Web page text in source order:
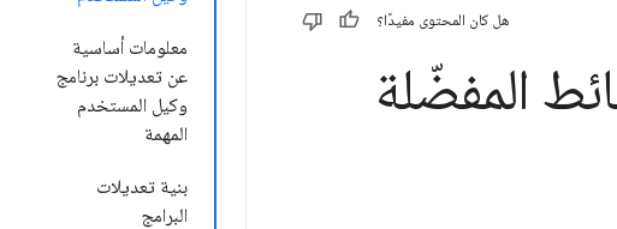
معلومات أساسية
عن تعديلات برنامج
وكيل المستخدم
المهمة
بنية تعديلات
البرامج
هل كان المحتوى مفيدًا؟
المفضّلة